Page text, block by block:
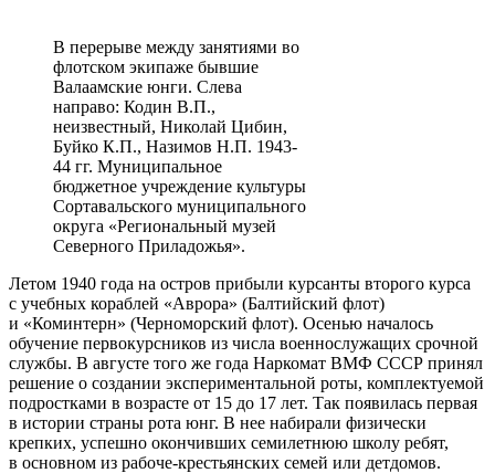
В перерыве между занятиями во
флотском экипаже бывшие
Валаамские юнги. Слева
направо: Кодин В.П.,
неизвестный, Николай Цибин,
Буйко К.П., Назимов Н.П. 1943-
44 гг. Муниципальное
бюджетное учреждение культуры
Сортавальского муниципального
округа «Региональный музей
Северного Приладожья».
Летом 1940 года на остров прибыли курсанты второго курса
с учебных кораблей «Аврора» (Балтийский флот)
и «Коминтерн» (Черноморский флот). Осенью началось
обучение первокурсников из числа военнослужащих срочной
службы. В августе того же года Наркомат ВМФ СССР принял
решение о создании экспериментальной роты, комплектуемой
подростками в возрасте от 15 до 17 лет. Так появилась первая
в истории страны рота юнг. В нее набирали физически
крепких, успешно окончивших семилетнюю школу ребят,
в основном из рабоче-крестьянских семей или детдомов.